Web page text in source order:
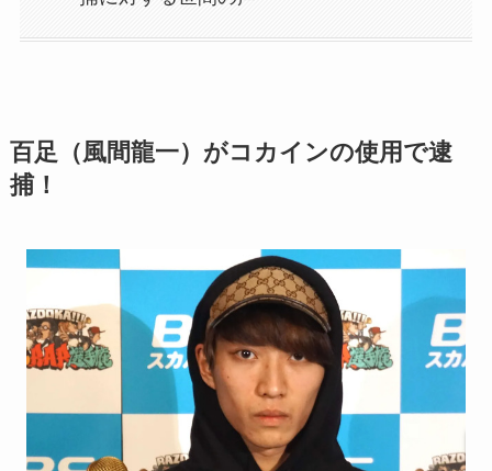
百足（風間龍一）がコカインの使用で逮
捕！